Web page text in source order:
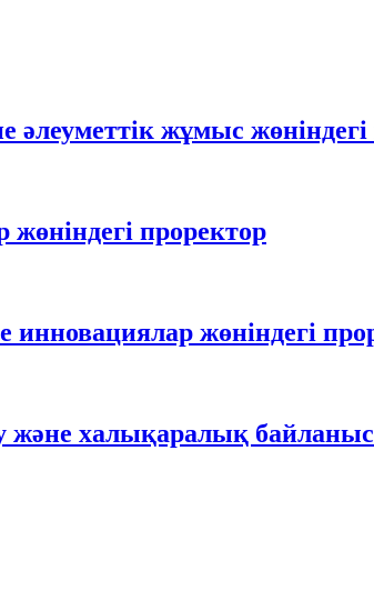
жұмыс жөніндегі
проректор
жөніндегі
халықаралық